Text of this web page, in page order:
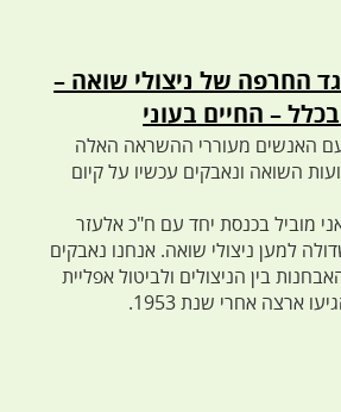
החרפה של ניצולי שואה –
– החיים בעוני
האנשים מעוררי ההשראה האלה
השואה ונאבקים עכשיו על קיום
מוביל בכנסת יחד עם ח"כ אלעזר
למען ניצולי שואה. אנחנו נאבקים
בין הניצולים ולביטול אפליית
ארצה אחרי שנת 1953.